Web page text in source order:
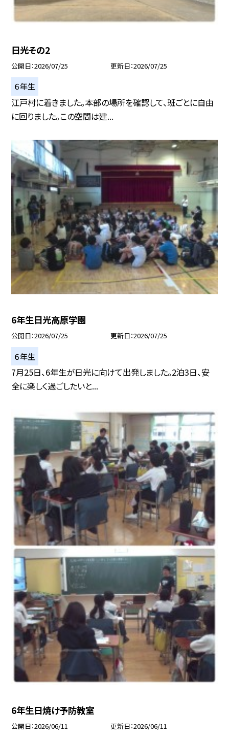
日光その2
公開日 2026/07/25 更新日 2026/07/25
６年生
江戸村に着きました。本部の場所を確認して、班ごとに自由
に回りました。この空間は建...
6年生日光高原学園
公開日 2026/07/25 更新日 2026/07/25
６年生
7月25日、6年生が日光に向けて出発しました。2泊3日、安
全に楽しく過ごしたいと...
6年生日焼け予防教室
公開日 2026/06/11 更新日 2026/06/11